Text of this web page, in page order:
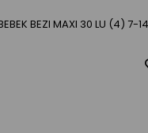
BEZI MAXI 30 LU (4) 7-14